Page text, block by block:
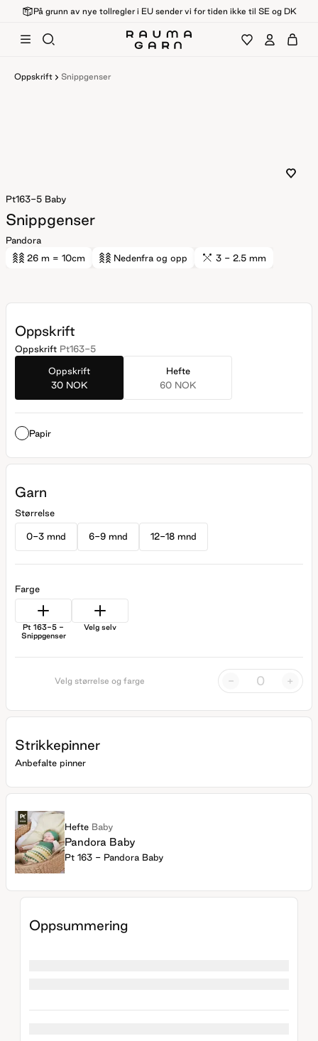
På grunn av nye tollregler i EU sender vi for tiden ikke til SE og DK
Oppskrift Snippgenser
Pt163-5 Baby
Snippgenser
Pandora
26 m = 10cm Nedenfra og opp 3 - 2.5 mm
Oppskrift
Oppskrift Pt163-5
Oppskrift
30 NOK
Hefte
60 NOK
Papir
Garn
Størrelse
0-3 mnd 6-9 mnd 12-18 mnd
Farge
Pt 163-5 -
Snippgenser
Velg selv
Velg størrelse og farge - +
Strikkepinner
Anbefalte pinner
Hefte Baby
Pandora Baby
Pt 163 - Pandora Baby
Oppsummering